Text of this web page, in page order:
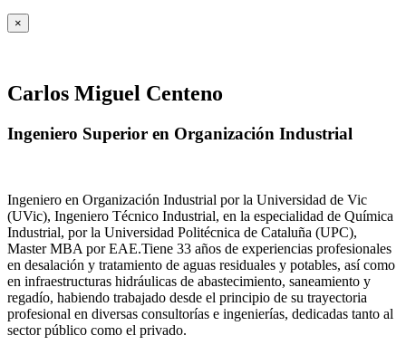
×
Carlos Miguel Centeno
Ingeniero Superior en Organización Industrial
Ingeniero en Organización Industrial por la Universidad de Vic
(UVic), Ingeniero Técnico Industrial, en la especialidad de Química
Industrial, por la Universidad Politécnica de Cataluña (UPC),
Master MBA por EAE.Tiene 33 años de experiencias profesionales
en desalación y tratamiento de aguas residuales y potables, así como
en infraestructuras hidráulicas de abastecimiento, saneamiento y
regadío, habiendo trabajado desde el principio de su trayectoria
profesional en diversas consultorías e ingenierías, dedicadas tanto al
sector público como el privado.